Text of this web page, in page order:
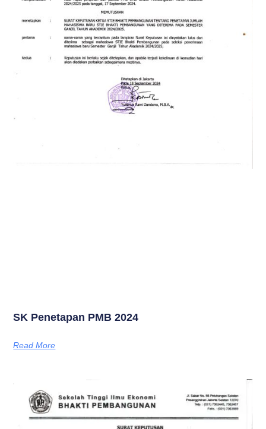
SK Penetapan PMB 2024
Read More